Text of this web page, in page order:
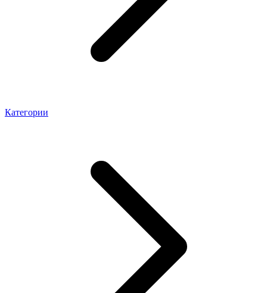
Категории